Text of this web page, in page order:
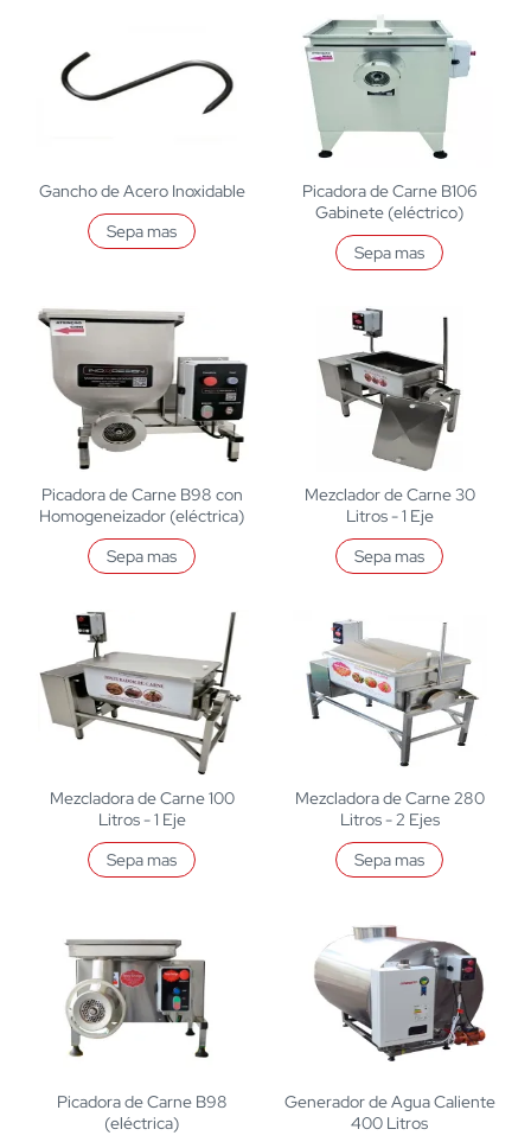
Gancho de Acero Inoxidable
Sepa mas
Picadora de Carne B106
Gabinete (eléctrico)
Sepa mas
Picadora de Carne B98 con
Homogeneizador (eléctrica)
Sepa mas
Mezclador de Carne 30
Litros - 1 Eje
Sepa mas
Mezcladora de Carne 100
Litros - 1 Eje
Sepa mas
Mezcladora de Carne 280
Litros - 2 Ejes
Sepa mas
Picadora de Carne B98
(eléctrica)
Generador de Agua Caliente
400 Litros